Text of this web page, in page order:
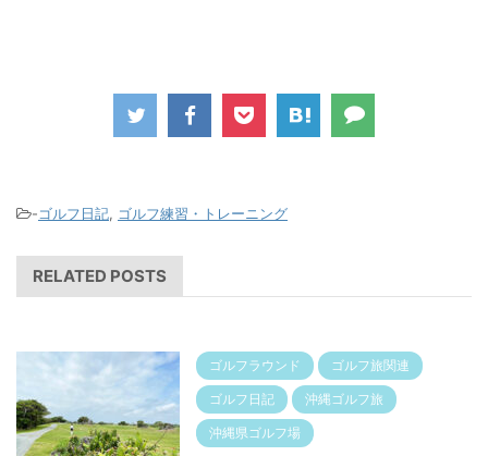
-ゴルフ日記, ゴルフ練習・トレーニング
RELATED POSTS
ゴルフラウンド ゴルフ旅関連
ゴルフ日記 沖縄ゴルフ旅
沖縄県ゴルフ場